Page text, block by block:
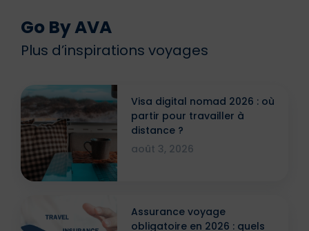
Go By AVA
Plus d’inspirations voyages
Visa digital nomad 2026 : où
partir pour travailler à
distance ?
août 3, 2026
Assurance voyage
obligatoire en 2026 : quels